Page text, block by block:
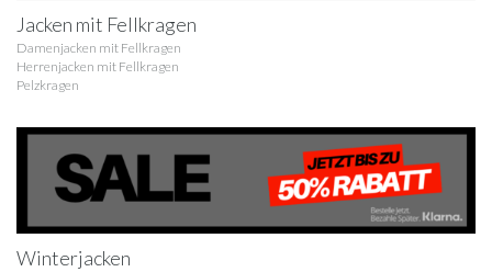
Jacken mit Fellkragen
Damenjacken mit Fellkragen
Herrenjacken mit Fellkragen
Pelzkragen
Winterjacken